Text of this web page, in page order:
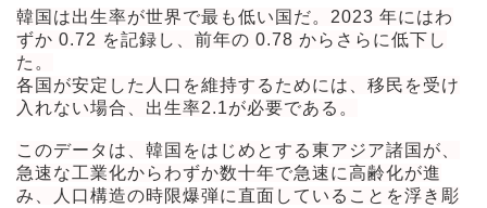
韓国は出生率が世界で最も低い国だ。2023 年にはわ
ずか 0.72 を記録し、前年の 0.78 からさらに低下し
た。
各国が安定した人口を維持するためには、移民を受け
入れない場合、出生率2.1が必要である。
このデータは、韓国をはじめとする東アジア諸国が、
急速な工業化からわずか数十年で急速に高齢化が進
み、人口構造の時限爆弾に直面していることを浮き彫